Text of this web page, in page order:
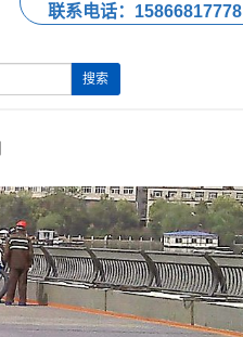
联系电话：15866817778
搜索